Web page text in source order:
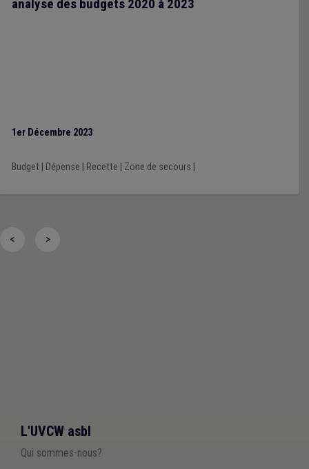
analyse des budgets 2020 à 2023
1er Décembre 2023
Budget| Dépense Recette Zone de secours
< >
L'UVCW asbl
Qui sommes-nous?